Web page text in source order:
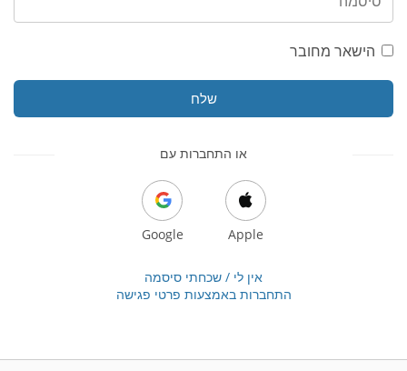
הישאר מחובר
שלח
או התחברות עם
Apple
Google
אין לי / שכחתי סיסמה
התחברות באמצעות פרטי פגישה